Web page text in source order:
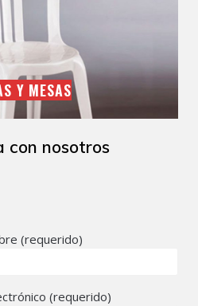
Y MESAS
con nosotros
(requerido)
(requerido)